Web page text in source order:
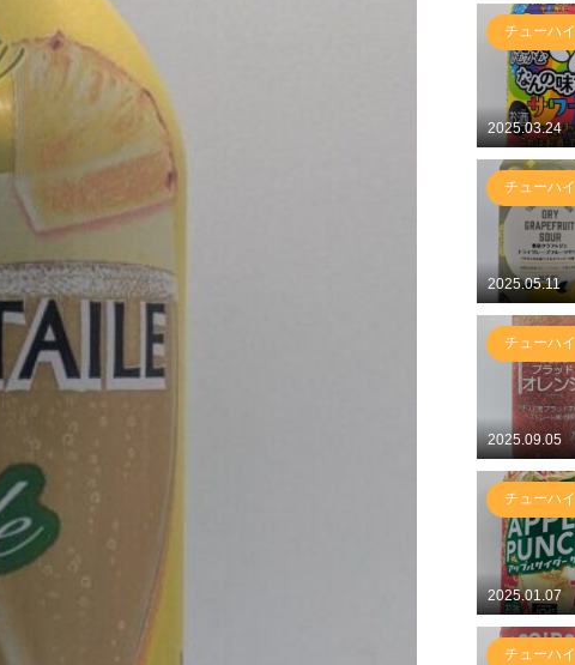
2025.03.24
チューハイ
2025.05.11
チューハイ
2025.09.05
チューハイ
2025.01.07
チューハイ
チューハイ